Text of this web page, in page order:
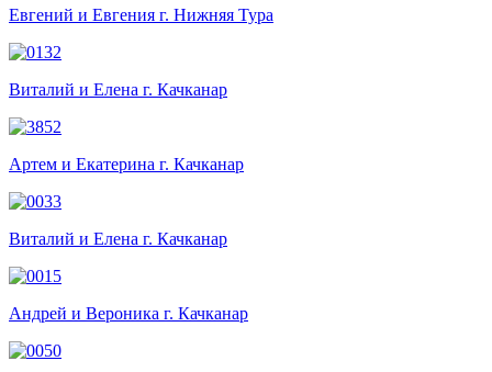
Евгений и Евгения г. Нижняя Тура
Виталий и Елена г. Качканар
Артем и Екатерина г. Качканар
Виталий и Елена г. Качканар
Андрей и Вероника г. Качканар